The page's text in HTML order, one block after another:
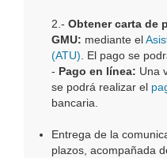
2.- Obtener carta de
GMU: mediante el
(ATU). El pago se
- Pago en línea: Una
se podrá realizar el
bancaria.
Entrega de la
plazos, acompañada